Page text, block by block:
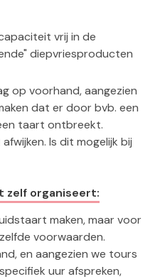
vrij in de
diepvriesproducten
op voorhand, aangezien
dat er door bvb. een
taart ontbreekt.
Is dit mogelijk bij
zelf organiseert:
maken, maar voor
voorwaarden.
en aangezien we tours
uur afspreken,